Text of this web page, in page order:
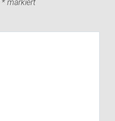
* markiert